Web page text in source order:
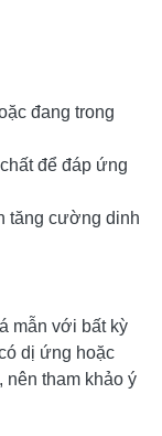
đang trong
để đáp ứng
tăng cường dinh
mẫn với bất kỳ
dị ứng hoặc
nên tham khảo ý